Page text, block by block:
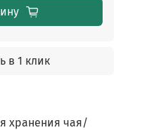
в 1 клик
хранения чая/